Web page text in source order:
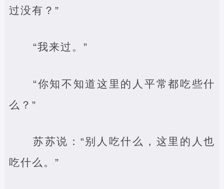
过没有？”
“我来过。”
“你知不知道这里的人平常都吃些什
么？”
苏苏说：“别人吃什么，这里的人也
吃什么。”